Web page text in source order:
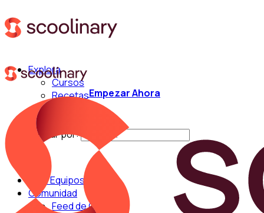
Explora
Cursos
Recetas
Buscar por:
Para Equipos
Comunidad
Feed de Cocina
Empezar Ahora